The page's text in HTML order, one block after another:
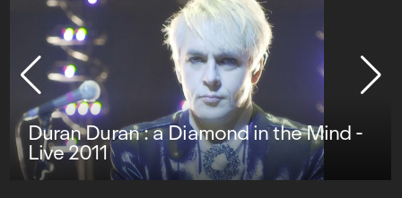
Duran Duran : a Diamond in the Mind -
Live 2011